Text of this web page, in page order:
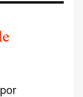
por